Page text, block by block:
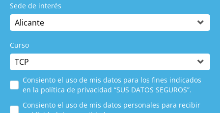
Sede de interés
Curso
Consiento el uso de mis datos para los fines indicados
en la política de privacidad “SUS DATOS SEGUROS”.
Consiento el uso de mis datos personales para recibir